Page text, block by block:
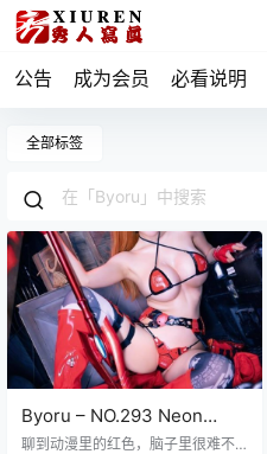
公告 成为会员 必看说明
全部标签
Byoru – NO.293 Neon
Genesis Evangelion Asuka
聊到动漫里的红色，脑子里很难不